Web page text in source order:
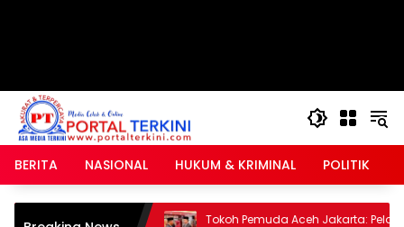
BERITA NASIONAL HUKUM & KRIMINAL POLITIK
Ditangkap
Tokoh Pemuda Aceh Jakarta: Pelantikan